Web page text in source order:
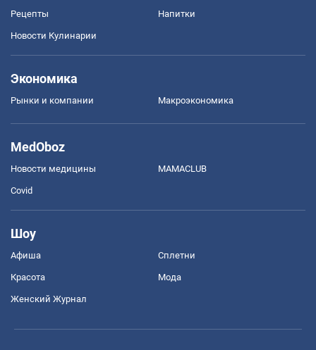
Рецепты Напитки
Новости Кулинарии
Экономика
Рынки и компании Mакроэкономика
MedOboz
Новости медицины MAMACLUB
Covid
Шоу
Афиша Сплетни
Красота Мода
Женский Журнал